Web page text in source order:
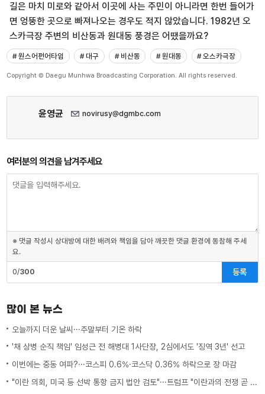
길은 마치 미로와 같아서 이곳에 사는 주민이 아니라면 한번 들어가
면 엉뚱한 곳으로 빠져나오는 경우도 적지 않았습니다. 1982년 오
스카극장 주변의 비산동과 원대동 풍경은 어땠을까요?
# 원스어펀어타임 # 대구 # 비산동 # 원대동 # 오스카극장
Copyright © Daegu Munhwa Broadcasting Corporation. All rights reserved.
윤영균 novirusy@dgmbc.com
여러분의 의견을 남겨주세요
※ 댓글 작성시 상대방에 대한 배려와 책임을 담아 깨끗한 댓글 환경에 동참해 주세
요.
0/300 등록
많이 본 뉴스
오늘까지 더운 날씨···주말부터 기온 하락
'채 상병 순직 책임' 임성근 전 해병대 1사단장, 2심에서도 '징역 3년' 선고
이번에는 중동 여파?···코스피 0.6%·코스닥 0.36% 하락으로 장 마감
"이란 의회, 미국 등 선박 통항 금지 법안 검토"···트럼프 "이란과의 전쟁 곧 끝나"